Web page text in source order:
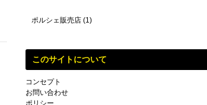
ポルシェ販売店 (1)
このサイトについて
コンセプト
お問い合わせ
ポリシー